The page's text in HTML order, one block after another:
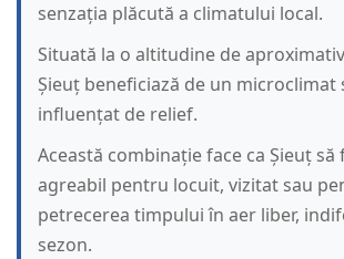
senzația plăcută a climatului local.
Situată la o altitudine de
Șieuț beneficiază de un microclimat
influențat de relief.
Această combinație face ca Șieuț să
agreabil pentru locuit, vizitat sau
petrecerea timpului în aer liber,
sezon.